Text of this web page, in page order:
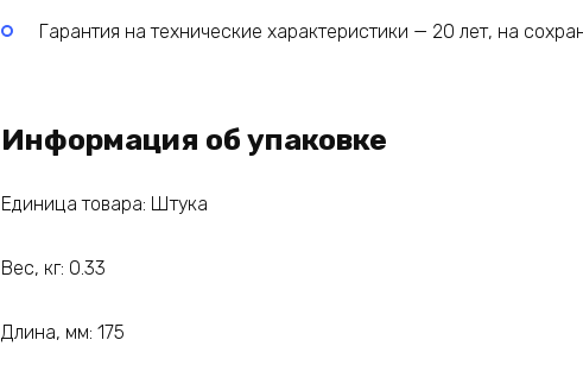
Гарантия на технические характеристики — 20 лет, на
Информация об упаковке
Единица товара: Штука
Вес, кг: 0.33
Длина, мм: 175